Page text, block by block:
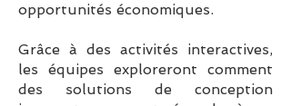
opportunités économiques.
Grâce à des activités interactives,
les équipes exploreront comment
des solutions de conception